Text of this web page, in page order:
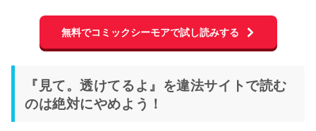
無料でコミックシーモアで試し読みする
『見て。透けてるよ』を違法サイトで読む
のは絶対にやめよう！